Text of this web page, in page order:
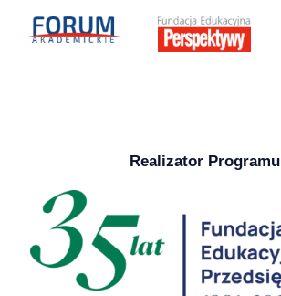
Realizator Programu